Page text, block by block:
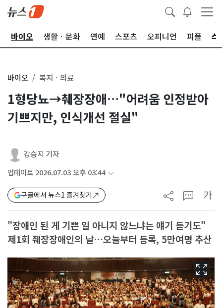
바이오 생활ㆍ문화 연예 스포츠 오피니언 피플
바이오 복지ㆍ의료
1형당뇨→췌장장애…"어려움 인정받아
기쁘지만, 인식개선 절실"
강승지 기자
업데이트 2026.07.03 오후 03:44
구글에서 뉴스1 즐겨찾기 가
"장애인 된 게 기쁜 일 아니지 않느냐는 얘기 듣기도"
제1회 췌장장애인의 날…오늘부터 등록, 5만여명 추산